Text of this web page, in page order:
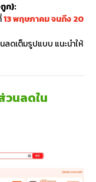
ก):
13 พฤษภาคม จนถึง 20
ลดเต็มรูปแบบ แนะนำให้
วนลดใน